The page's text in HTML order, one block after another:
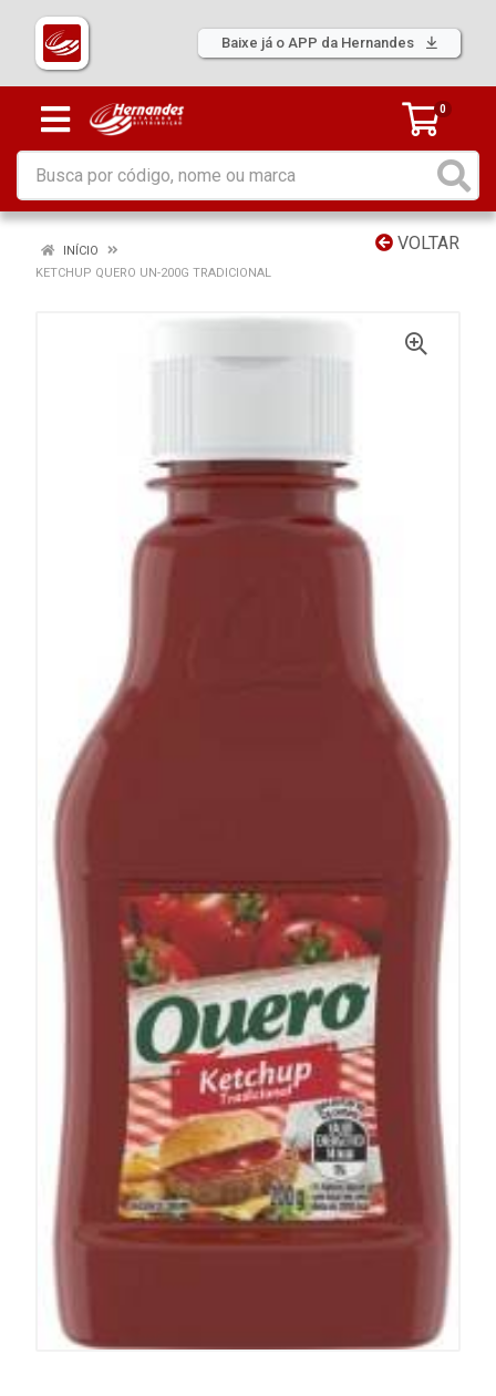
Baixe já o APP da Hernandes
0
VOLTAR
INÍCIO
KETCHUP QUERO UN-200G TRADICIONAL